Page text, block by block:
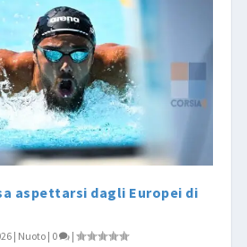
Codia RI nei 100 farfalla.
aspettarsi dagli Europei di
| Nuoto | 0 |